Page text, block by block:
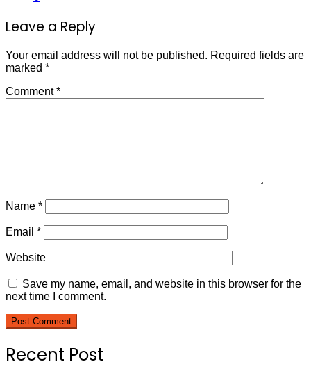
Leave a Reply
Your email address will not be published. Required fields are
marked *
Comment*
Name *
Email *
Website
Save my name, email, and website in this browser for the
next time I comment.
Recent Post